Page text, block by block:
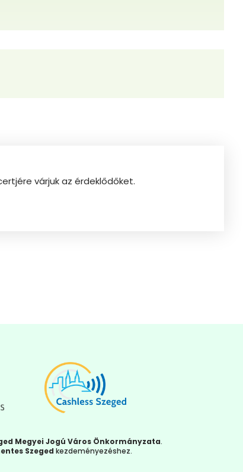
várjuk az érdeklődőket.
Megyei Jogú Város Önkormányzata.
Szeged kezdeményezéshez.